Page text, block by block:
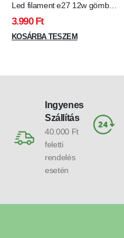
Led filament e27 12w gömb
125mm Borostyánsárga
3.990 Ft
KOSÁRBA TESZEM
Ingyenes
Szállítás
40.000 Ft
feletti
rendelés
esetén